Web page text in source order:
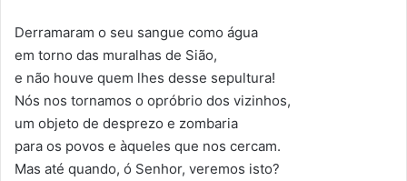
Derramaram o seu sangue como água
em torno das muralhas de Sião,
e não houve quem lhes desse sepultura!
Nós nos tornamos o opróbrio dos vizinhos,
um objeto de desprezo e zombaria
para os povos e àqueles que nos cercam.
Mas até quando, ó Senhor, veremos isto?